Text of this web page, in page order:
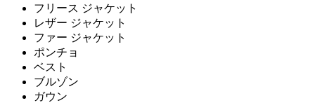
フリース ジャケット
レザー ジャケット
ファー ジャケット
ポンチョ
ベスト
ブルゾン
ガウン